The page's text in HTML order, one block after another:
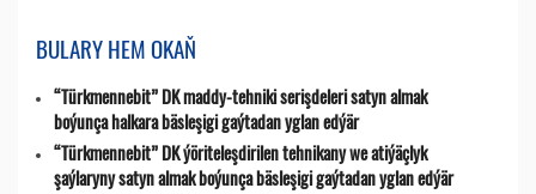
BULARY HEM OKAŇ
“Türkmennebit” DK maddy-tehniki serişdeleri satyn almak
boýunça halkara bäsleşigi gaýtadan yglan edýär
“Türkmennebit” DK ýöriteleşdirilen tehnikany we atiýäçlyk
şaýlaryny satyn almak boýunça bäsleşigi gaýtadan yglan edýär